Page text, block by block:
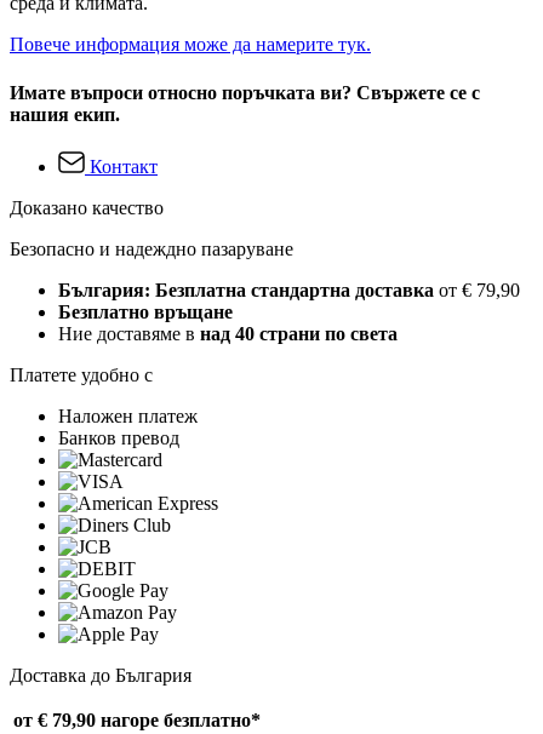
Повече информация може да намерите тук.
Имате въпроси относно поръчката ви? Свържете се с
нашия екип.
Контакт
Доказано качество
Безопасно и надеждно пазаруване
България: Безплатна стандартна доставка от € 79,90
Безплатно връщане
Ние доставяме в над 40 страни по света
Платете удобно с
Наложен платеж
Банков превод
Доставка до България
от € 79,90 нагоре безплатно*